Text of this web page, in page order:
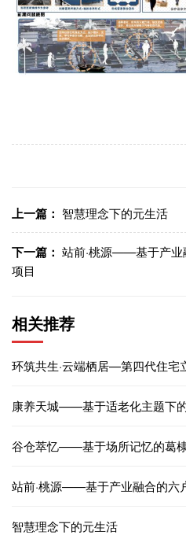
上一篇： 智慧理念下的元生活
下一篇： 站前·桃源——基于产业
项目
相关推荐
环筑共生·云端栖居—第四代住宅
康养天城——基于适老化主题下
谷仓萃忆——基于场所记忆的葛
站前·桃源——基于产业融合的六
智慧理念下的元生活